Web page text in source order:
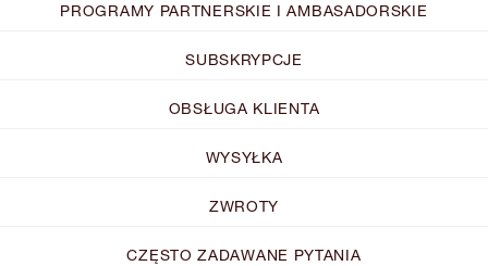
PROGRAMY PARTNERSKIE I AMBASADORSKIE
SUBSKRYPCJE
OBSŁUGA KLIENTA
WYSYŁKA
ZWROTY
CZĘSTO ZADAWANE PYTANIA